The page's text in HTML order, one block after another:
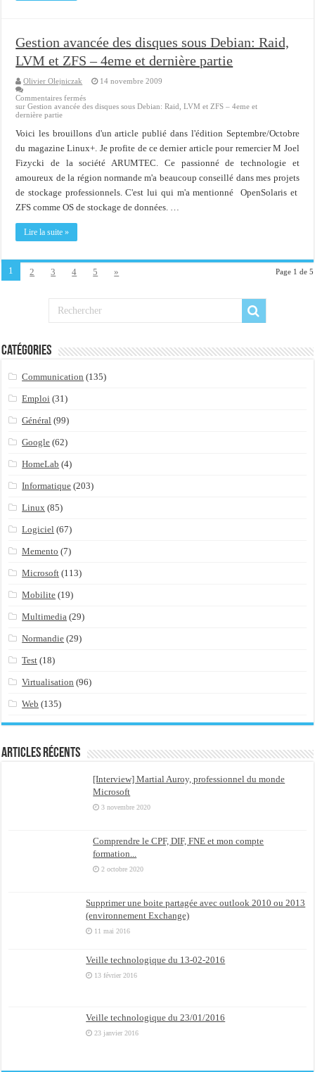
Gestion avancée des disques sous Debian: Raid,
LVM et ZFS – 4eme et dernière partie
Olivier Olejniczak
14 novembre 2009
Commentaires fermés
sur Gestion avancée des disques sous Debian: Raid, LVM et ZFS – 4eme et
dernière partie
Voici les brouillons d'un article publié dans l'édition Septembre/Octobre
du magazine Linux+. Je profite de ce dernier article pour remercier M Joel
Fizycki de la société ARUMTEC. Ce passionné de technologie et
amoureux de la région normande m'a beaucoup conseillé dans mes projets
de stockage professionnels. C'est lui qui m'a mentionné OpenSolaris et
ZFS comme OS de stockage de données. …
Lire la suite »
Page 1 de 5
1 2 3 4 5 »
Catégories
Communication (135)
Emploi (31)
Général (99)
Google (62)
HomeLab (4)
Informatique (203)
Linux (85)
Logiciel (67)
Memento (7)
Microsoft (113)
Mobilite (19)
Multimedia (29)
Normandie (29)
Test (18)
Virtualisation (96)
Web (135)
Articles récents
[Interview] Martial Auroy, professionnel du monde
Microsoft
3 novembre 2020
Comprendre le CPF, DIF, FNE et mon compte
formation...
2 octobre 2020
Supprimer une boite partagée avec outlook 2010 ou 2013
(environnement Exchange)
11 mai 2016
Veille technologique du 13-02-2016
13 février 2016
Veille technologique du 23/01/2016
23 janvier 2016